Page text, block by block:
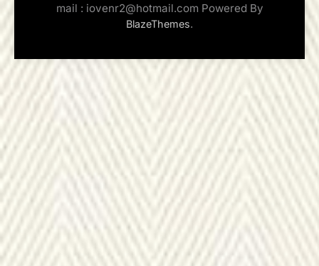
mail : iovenr2@hotmail.com Powered By
BlazeThemes.